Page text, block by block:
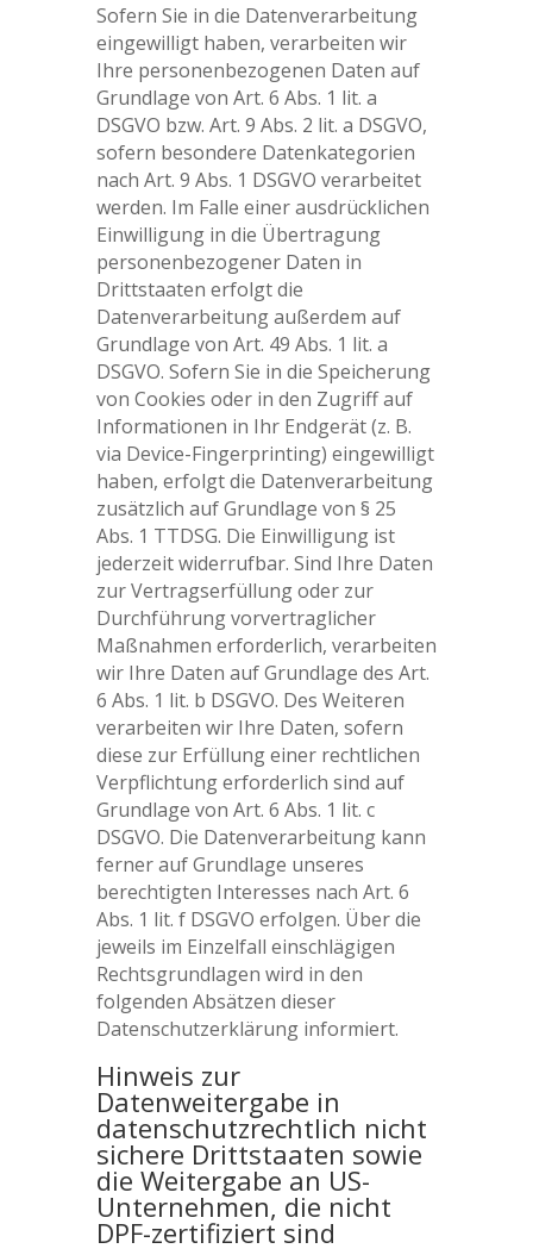
Sofern Sie in die Datenverarbeitung
eingewilligt haben, verarbeiten wir
Ihre personenbezogenen Daten auf
Grundlage von Art. 6 Abs. 1 lit. a
DSGVO bzw. Art. 9 Abs. 2 lit. a DSGVO,
sofern besondere Datenkategorien
nach Art. 9 Abs. 1 DSGVO verarbeitet
werden. Im Falle einer ausdrücklichen
Einwilligung in die Übertragung
personenbezogener Daten in
Drittstaaten erfolgt die
Datenverarbeitung außerdem auf
Grundlage von Art. 49 Abs. 1 lit. a
DSGVO. Sofern Sie in die Speicherung
von Cookies oder in den Zugriff auf
Informationen in Ihr Endgerät (z. B.
via Device-Fingerprinting) eingewilligt
haben, erfolgt die Datenverarbeitung
zusätzlich auf Grundlage von § 25
Abs. 1 TTDSG. Die Einwilligung ist
jederzeit widerrufbar. Sind Ihre Daten
zur Vertragserfüllung oder zur
Durchführung vorvertraglicher
Maßnahmen erforderlich, verarbeiten
wir Ihre Daten auf Grundlage des Art.
6 Abs. 1 lit. b DSGVO. Des Weiteren
verarbeiten wir Ihre Daten, sofern
diese zur Erfüllung einer rechtlichen
Verpflichtung erforderlich sind auf
Grundlage von Art. 6 Abs. 1 lit. c
DSGVO. Die Datenverarbeitung kann
ferner auf Grundlage unseres
berechtigten Interesses nach Art. 6
Abs. 1 lit. f DSGVO erfolgen. Über die
jeweils im Einzelfall einschlägigen
Rechtsgrundlagen wird in den
folgenden Absätzen dieser
Datenschutzerklärung informiert.
Hinweis zur
Datenweitergabe in
datenschutzrechtlich nicht
sichere Drittstaaten sowie
die Weitergabe an US-
Unternehmen, die nicht
DPF-zertifiziert sind